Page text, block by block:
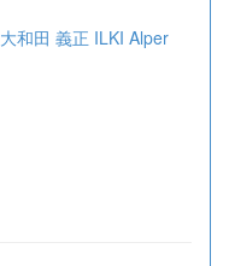
大和田 義正 ILKI Alper